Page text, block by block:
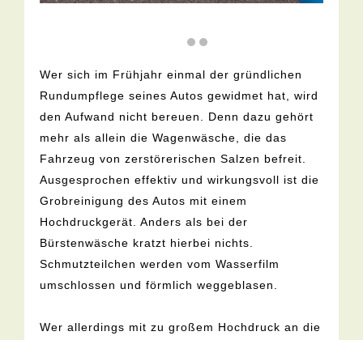
Wer sich im Frühjahr einmal der gründlichen
Rundumpflege seines Autos gewidmet hat, wird
den Aufwand nicht bereuen. Denn dazu gehört
mehr als allein die Wagenwäsche, die das
Fahrzeug von zerstörerischen Salzen befreit.
Ausgesprochen effektiv und wirkungsvoll ist die
Grobreinigung des Autos mit einem
Hochdruckgerät. Anders als bei der
Bürstenwäsche kratzt hierbei nichts.
Schmutzteilchen werden vom Wasserfilm
umschlossen und förmlich weggeblasen.
Wer allerdings mit zu großem Hochdruck an die